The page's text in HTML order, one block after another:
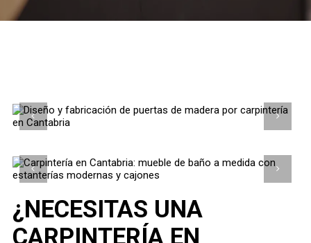
¿NECESITAS UNA
CARPINTERÍA EN